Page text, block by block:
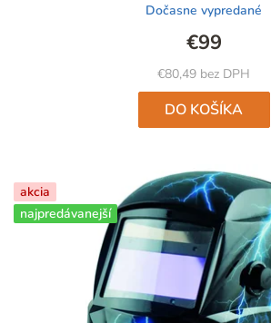
je
5,0
z
5
hviezdičiek.
Dočasne vypredané
€80,49 bez DPH
€99
DO KOŠÍKA
akcia
najpredávanejší